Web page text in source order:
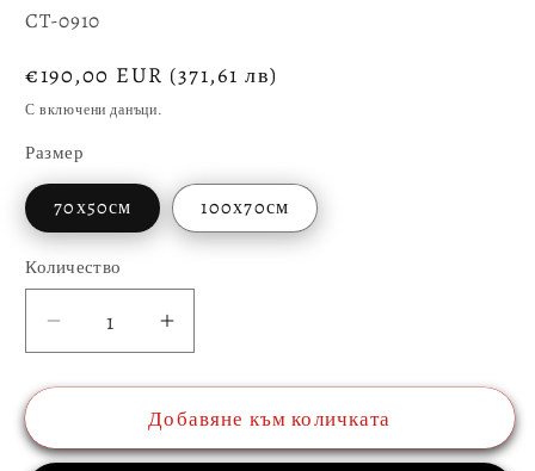
SKU:
CT-0910
Обичайна
цена
€190,00 EUR (371,61 лв)
С включени данъци.
Размер
70х50см 100х70см
Количество
Количество
Намаляване
на
количеството
Картина
Увеличаване
на
количеството
за
Картина
Добавяне към количката